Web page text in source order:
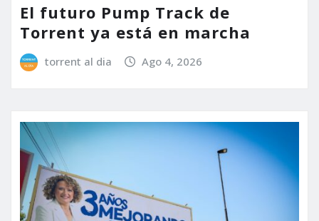
El futuro Pump Track de
Torrent ya está en marcha
torrent al dia Ago 4, 2026